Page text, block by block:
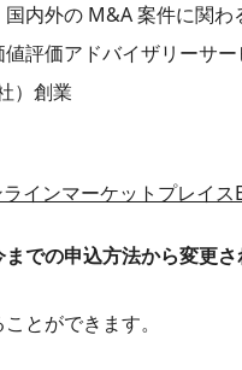
内外の M&A 案件に関
評価アドバイザリーサー
）創業
インマーケットプレイ
での申込方法から変更
とができます。